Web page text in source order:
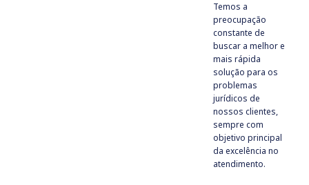
Temos a
preocupação
constante de
buscar a melhor e
mais rápida
solução para os
problemas
jurídicos de
nossos clientes,
sempre com
objetivo principal
da excelência no
atendimento.